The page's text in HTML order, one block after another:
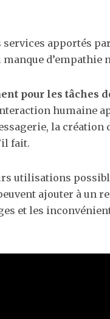
services apportés
d’empathie
pour les tâches
humaine
la création
fait.
utilisations
ajouter à un
et les